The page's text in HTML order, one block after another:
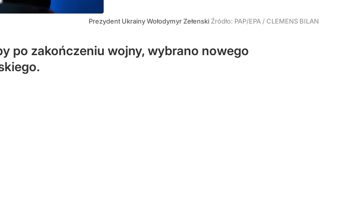
Prezydent Ukrainy Wołodymyr Zełenski Źródło: PAP/EPA /CLEMENS BILAN
po zakończeniu wojny, wybrano nowego